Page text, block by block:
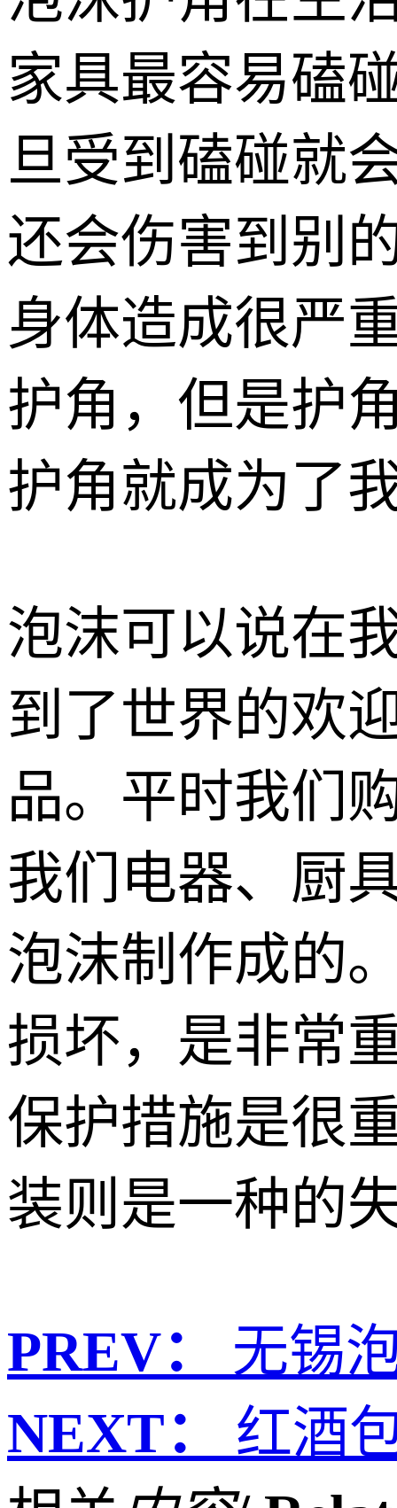
家具最容易磕
旦受到磕碰就
还会伤害到别
身体造成很严
护角，但是护
护角就成为了
泡沫可以说在
到了世界的欢
品。平时我们
我们电器、厨
泡沫制作成的
损坏，是非常
保护措施是很
装则是一种的
PREV：
无锡
NEXT：
红酒